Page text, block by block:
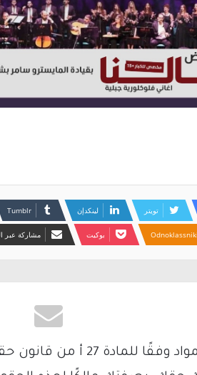
تويتر لينكدإن
Odnoklassniki بوكيت مشاركة عبر